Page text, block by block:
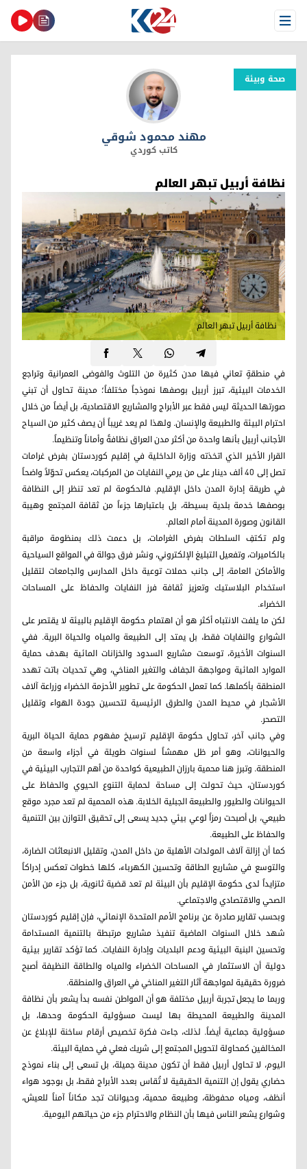
Open Menu
صحة وبیئة
مهند محمود شوقي
مهند محمود شوقي
كاتب كوردي
نظافة أربيل تبهر العالم
نظافة أربيل تبهر العالم
في منطقةٍ تعاني فيها مدن كثيرة من التلوث والفوضى العمرانية وتراجع
الخدمات البيئية، تبرز أربيل بوصفها نموذجاً مختلفاً؛ مدينة تحاول أن تبني
صورتها الحديثة ليس فقط عبر الأبراج والمشاريع الاقتصادية، بل أيضاً من خلال
احترام البيئة والطبيعة والإنسان. ولهذا لم يعد غريباً أن يصف كثير من السياح
الأجانب أربيل بأنها واحدة من أكثر مدن العراق نظافةً وأماناً وتنظيماً.
القرار الأخير الذي اتخذته وزارة الداخلية في إقليم كوردستان بفرض غرامات
تصل إلى 40 ألف دينار على من يرمي النفايات من المركبات، يعكس تحوّلاً واضحاً
في طريقة إدارة المدن داخل الإقليم. فالحكومة لم تعد تنظر إلى النظافة
بوصفها خدمة بلدية بسيطة، بل باعتبارها جزءاً من ثقافة المجتمع وهيبة
القانون وصورة المدينة أمام العالم.
ولم تكتفِ السلطات بفرض الغرامات، بل دعمت ذلك بمنظومة مراقبة
بالكاميرات، وتفعيل التبليغ الإلكتروني، ونشر فرق جوالة في المواقع السياحية
والأماكن العامة، إلى جانب حملات توعية داخل المدارس والجامعات لتقليل
استخدام البلاستيك وتعزيز ثقافة فرز النفايات والحفاظ على المساحات
الخضراء.
لكن ما يلفت الانتباه أكثر هو أن اهتمام حكومة الإقليم بالبيئة لا يقتصر على
الشوارع والنفايات فقط، بل يمتد إلى الطبيعة والمياه والحياة البرية. ففي
السنوات الأخيرة، توسعت مشاريع السدود والخزانات المائية بهدف حماية
الموارد المائية ومواجهة الجفاف والتغير المناخي، وهي تحديات باتت تهدد
المنطقة بأكملها. كما تعمل الحكومة على تطوير الأحزمة الخضراء وزراعة آلاف
الأشجار في محيط المدن والطرق الرئيسية لتحسين جودة الهواء وتقليل
التصحر.
وفي جانب آخر، تحاول حكومة الإقليم ترسيخ مفهوم حماية الحياة البرية
والحيوانات، وهو أمر ظل مهمشاً لسنوات طويلة في أجزاء واسعة من
المنطقة. وتبرز هنا محمية بارزان الطبيعية كواحدة من أهم التجارب البيئية في
كوردستان، حيث تحولت إلى مساحة لحماية التنوع الحيوي والحفاظ على
الحيوانات والطيور والطبيعة الجبلية الخلابة. هذه المحمية لم تعد مجرد موقع
طبيعي، بل أصبحت رمزاً لوعي بيئي جديد يسعى إلى تحقيق التوازن بين التنمية
والحفاظ على الطبيعة.
كما أن إزالة آلاف المولدات الأهلية من داخل المدن، وتقليل الانبعاثات الضارة،
والتوسع في مشاريع الطاقة وتحسين الكهرباء، كلها خطوات تعكس إدراكاً
متزايداً لدى حكومة الإقليم بأن البيئة لم تعد قضية ثانوية، بل جزء من الأمن
الصحي والاقتصادي والاجتماعي.
وبحسب تقارير صادرة عن برنامج الأمم المتحدة الإنمائي، فإن إقليم كوردستان
شهد خلال السنوات الماضية تنفيذ مشاريع مرتبطة بالتنمية المستدامة
وتحسين البنية البيئية ودعم البلديات وإدارة النفايات. كما تؤكد تقارير بيئية
دولية أن الاستثمار في المساحات الخضراء والمياه والطاقة النظيفة أصبح
ضرورة حقيقية لمواجهة آثار التغير المناخي في العراق والمنطقة.
وربما ما يجعل تجربة أربيل مختلفة هو أن المواطن نفسه بدأ يشعر بأن نظافة
المدينة والطبيعة المحيطة بها ليست مسؤولية الحكومة وحدها، بل
مسؤولية جماعية أيضاً. لذلك، جاءت فكرة تخصيص أرقام ساخنة للإبلاغ عن
المخالفين كمحاولة لتحويل المجتمع إلى شريك فعلي في حماية البيئة.
اليوم، لا تحاول أربيل فقط أن تكون مدينة جميلة، بل تسعى إلى بناء نموذج
حضاري يقول إن التنمية الحقيقية لا تُقاس بعدد الأبراج فقط، بل بوجود هواء
أنظف، ومياه محفوظة، وطبيعة محمية، وحيوانات تجد مكاناً آمناً للعيش،
وشوارع يشعر الناس فيها بأن النظام والاحترام جزء من حياتهم اليومية.